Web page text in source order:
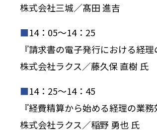
​株式会社三城／髙田 進吉
■14：05～14：25
『請求書の電子発行における経理
株式会社ラクス／藤久保 直樹 氏
■14：25～14：45
『経費精算から始める経理の業務
株式会社ラクス／稲野 勇也 氏